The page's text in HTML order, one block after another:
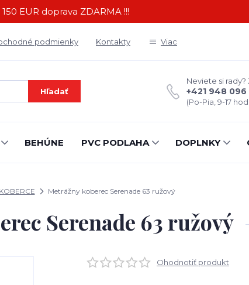
150 EUR doprava ZDARMA !!!
podmienky Kontakty Viac
Hľadať
Neviete si rady?
+421 948 096
(Po-Pia, 9-17
BEHÚNE PVC PODLAHA DOPLNKY
Metrážny koberec Serenade 63 ružový
Serenade 63 ružový
Ohodnotiť produkt